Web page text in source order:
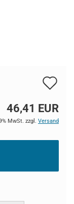
46,41 EUR
MwSt. zzgl. Versand